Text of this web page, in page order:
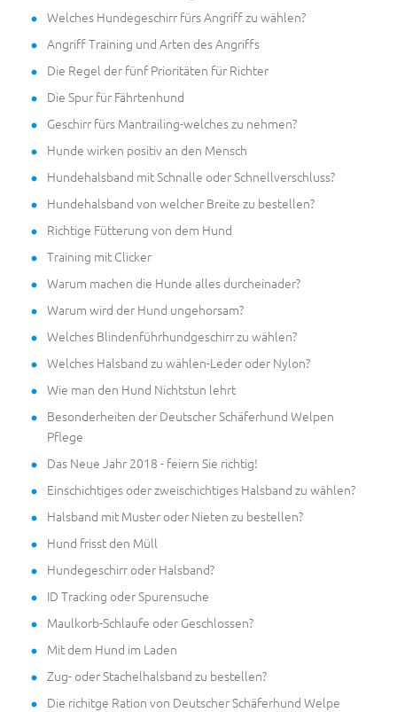
Welches Hundegeschirr fürs Angriff zu wählen?
Angriff Training und Arten des Angriffs
Die Regel der fünf Prioritäten für Richter
Die Spur für Fährtenhund
Geschirr fürs Mantrailing-welches zu nehmen?
Hunde wirken positiv an den Mensch
Hundehalsband mit Schnalle oder Schnellverschluss?
Hundehalsband von welcher Breite zu bestellen?
Richtige Fütterung von dem Hund
Training mit Clicker
Warum machen die Hunde alles durcheinader?
Warum wird der Hund ungehorsam?
Welches Blindenführhundgeschirr zu wählen?
Welches Halsband zu wählen-Leder oder Nylon?
Wie man den Hund Nichtstun lehrt
Besonderheiten der Deutscher Schäferhund Welpen
Pflege
Das Neue Jahr 2018 - feiern Sie richtig!
Einschichtiges oder zweischichtiges Halsband zu wählen?
Halsband mit Muster oder Nieten zu bestellen?
Hund frisst den Müll
Hundegeschirr oder Halsband?
ID Tracking oder Spurensuche
Maulkorb-Schlaufe oder Geschlossen?
Mit dem Hund im Laden
Zug- oder Stachelhalsband zu bestellen?
Die richitge Ration von Deutscher Schäferhund Welpe